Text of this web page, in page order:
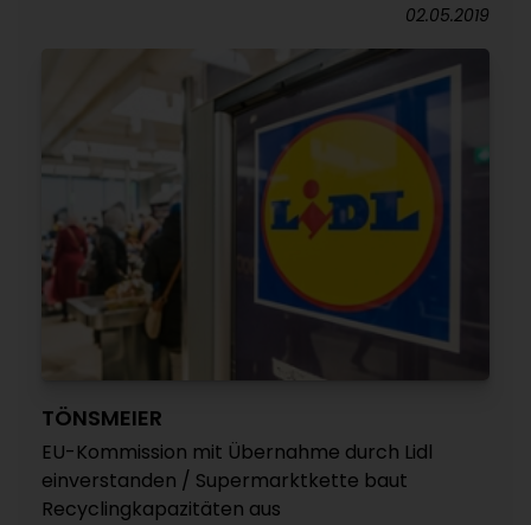
02.05.2019
TÖNSMEIER
EU-Kommission mit Übernahme durch Lidl
einverstanden / Supermarktkette baut
Recyclingkapazitäten aus